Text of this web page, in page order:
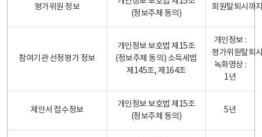
평가위원 정보
(정보주체 동의)
회원탈퇴시까
참여기관 선정평가 정보
개인정보 보호법 제15조
(정보주체 동의) 소득세법
제145조, 제164조
개인정보 :
평가위원탈퇴
녹화영상 :
1년
제안서 접수정보
개인정보 보호법 제15조
(정보주체 동의)
5년